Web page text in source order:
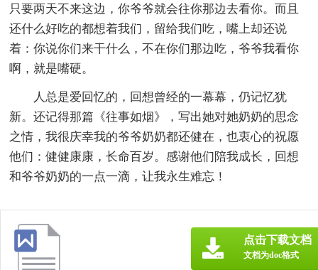
只要两天不来这边，你爷爷就会往你那边去看你。而且
还什么好吃的都想着我们，留给我们吃，嘴上却还说
着：你说你们来干什么，不在你们那边吃，爷爷我看你
啊，就是嘴硬。
人总是爱回忆的，回想曾经的一幕幕，仍记忆犹
新。还记得那篇《往事如烟》，写出她对她奶奶的思念
之情，我很庆幸我的爷爷奶奶都还健在，也衷心的祝愿
他们：健健康康，长命百岁。感谢他们陪我成长，回想
和爷爷奶奶的一点一滴，让我永生难忘！
点击下载文档
文档为doc格式